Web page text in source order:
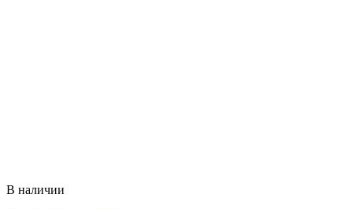
В наличии